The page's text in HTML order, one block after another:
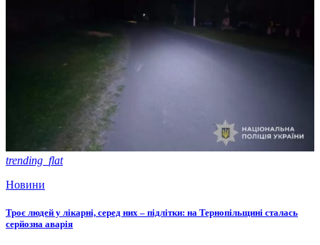
trending_flat
Новини
Троє людей у лікарні, серед них – підлітки: на Тернопільщині сталась
серйозна аварія